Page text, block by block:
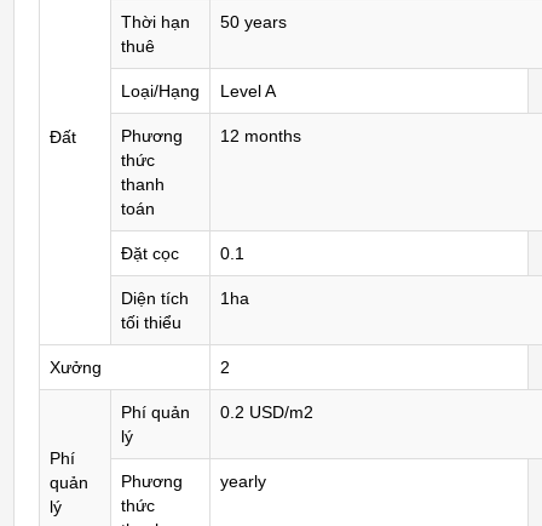
Đất
Thời hạn
thuê
50 years
Loại/Hạng Level A
Phương
thức
thanh
toán
12 months
Đặt cọc 0.1
Diện tích
tối thiểu
1ha
Xưởng 2
Phí
quản
lý
Phí quản
lý
0.2 USD/m2
Phương
thức
yearly